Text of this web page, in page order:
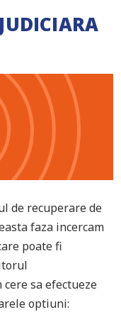
de recuperare de
faza incercam
poate fi
sa efectueze
optiuni: